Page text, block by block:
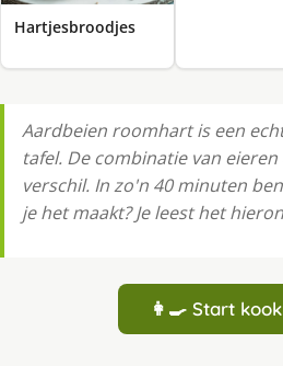
Hartjesbroodjes
Aardbeien roomhart is een
tafel. De combinatie van
verschil. In zo'n 40 minuten
je het maakt? Je leest het
👩‍🍳 Start